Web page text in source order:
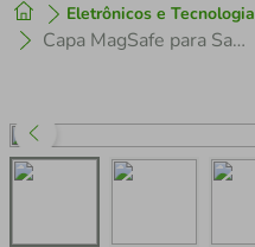
Eletrônicos e Tecnologia
Capa MagSafe para Samsung Galaxy S25 Ultra - Transparente - Gshield
1º tenis
perfume